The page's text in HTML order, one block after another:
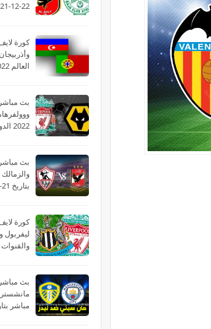
كورة
العالم 2022
بث
2022 الدوري الانجليزي
بث
بتاريخ 21-07-2022
كورة
ليفربول
والقنوات
بث
مانشستر